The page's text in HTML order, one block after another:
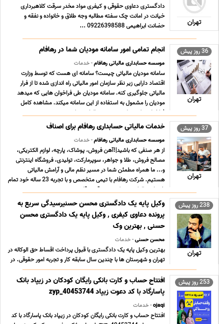
تهران
دادگستری دعاوی حقوقی و کیفری مواد مخدر سرقت کلاهبرداری
خیانت در امانت چک سفته مطالبه وجه طلاق و خانواده و نفقه و
حضانت ابراهیمی 09226398588 ...
36 روز پیش
تهران
انجام تمامی امور سامانه مودیان شما در رهافام
موسسه حسابداری مالیاتی رهافام- خدمات
سامانه مودیان مالیاتی چیست؟ سامانه ای هست که توسط وزارت
اقتصاد دارایی زیر نظر سازمان امور مالیاتی راه اندازی شده تا از فرار
مالیاتی جلوگیری کنه. سامانه مودیان طی فراخوان هایی که میدهد
مودیان را مشمول به استفاده از این سامانه میکند. مشاهده کامل
فراخوان ها در سایت موسسه مالیاتی رها ... ...
37 روز پیش
تهران
خدمات مالیاتی حسابداری رهافام برای اصناف
موسسه حسابداری مالیاتی رهافام- خدمات
از هر صنفی که باشید|!آهن فروش، پوشاک، پارچه، لوازم الکتریکی،
مصالح فروش، طلا و جواهر، سوپرمارکت، تولیدی، فروشگاه اینترنتی
و... ما همراه مطمئن شما در مسیر نظم مالی و آرامش مالیاتی
هستیم. شرکت رهافام با تیمی متخصص و با تجربه 23 ساله خود تمام
خدمات مالیاتی زیر را صورت دقیق، قانونی و ... ...
238 روز پیش
تهران
وکیل پایه یک دادگستری محسن حسنیرسیدگی سریع به
پرونده دعاوی کیفری , وکیل پایه یک دادگستری محسن
حسنی , بهترین وک
محسن حسنی- خدمات
بهترین وکیل پایه یک دادگستری با قبول پرداخت اقساط حق الوکاله در
تهران و شهرستان ها با چندین سال سابقه کار و تجربه امور حقوقی. در
صورتی که به دنبال وکیل خوب جهت دادگاه هستید ما می توانیم همه
خدمات حقوقی شما را از صفر تا صد پرونده ها را پیگیری کنیم وکیل
آقای محسن حسنی. بدون نگرانی ... ...
253 روز پیش
افتتاح حساب و کارت بانکی رایگان کودکان در زیپاد بانک
پاسارگاد با کد دعوت زیپاد 40453744_zyp
ojaqi- خدمات
افتتاح حساب و کارت بانکی رایگان کودکان در زیپاد بانک پاسارگاد با کد